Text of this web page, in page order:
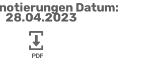
Datum:
28.04.2023
PDF